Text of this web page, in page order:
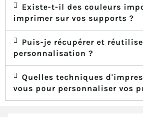
Existe-t-il des couleurs
imprimer sur vos supports ?
Puis-je récupérer et
personnalisation ?
Quelles techniques
vous pour personnaliser vos